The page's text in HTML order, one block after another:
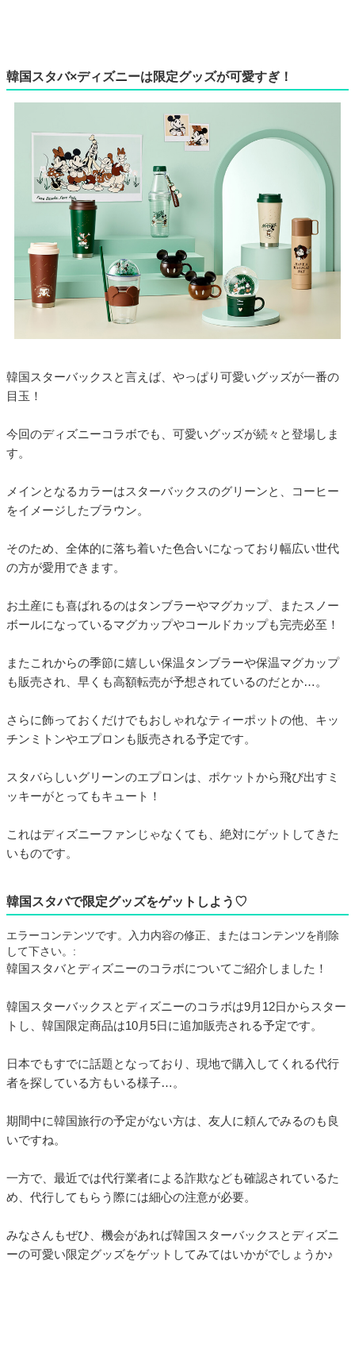
韓国スタバ×ディズニーは限定グッズが可愛すぎ！
韓国スターバックスと言えば、やっぱり可愛いグッズが一番の
目玉！
今回のディズニーコラボでも、可愛いグッズが続々と登場しま
す。
メインとなるカラーはスターバックスのグリーンと、コーヒー
をイメージしたブラウン。
そのため、全体的に落ち着いた色合いになっており幅広い世代
の方が愛用できます。
お土産にも喜ばれるのはタンブラーやマグカップ、またスノー
ボールになっているマグカップやコールドカップも完売必至！
またこれからの季節に嬉しい保温タンブラーや保温マグカップ
も販売され、早くも高額転売が予想されているのだとか…。
さらに飾っておくだけでもおしゃれなティーポットの他、キッ
チンミトンやエプロンも販売される予定です。
スタバらしいグリーンのエプロンは、ポケットから飛び出すミ
ッキーがとってもキュート！
これはディズニーファンじゃなくても、絶対にゲットしてきた
いものです。
韓国スタバで限定グッズをゲットしよう♡
エラーコンテンツです。入力内容の修正、またはコンテンツを削除
して下さい。:
韓国スタバとディズニーのコラボについてご紹介しました！
韓国スターバックスとディズニーのコラボは9月12日からスター
トし、韓国限定商品は10月5日に追加販売される予定です。
日本でもすでに話題となっており、現地で購入してくれる代行
者を探している方もいる様子…。
期間中に韓国旅行の予定がない方は、友人に頼んでみるのも良
いですね。
一方で、最近では代行業者による詐欺なども確認されているた
め、代行してもらう際には細心の注意が必要。
みなさんもぜひ、機会があれば韓国スターバックスとディズニ
ーの可愛い限定グッズをゲットしてみてはいかがでしょうか♪